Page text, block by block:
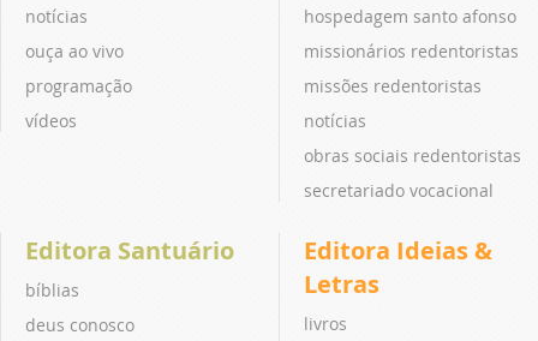
notícias
ouça ao vivo
programação
vídeos
hospedagem santo afonso
missionários redentoristas
missões redentoristas
notícias
obras sociais redentoristas
secretariado vocacional
Editora Santuário
bíblias
deus conosco
Editora Ideias &
Letras
livros